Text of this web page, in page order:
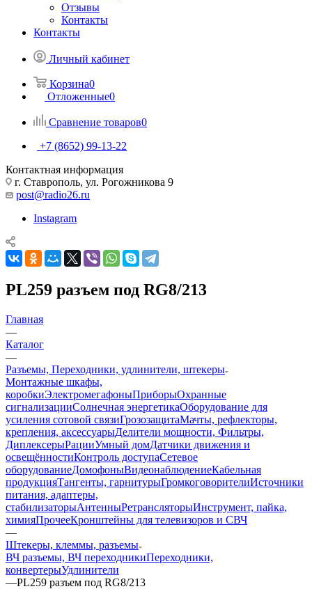
Отзывы
Контакты
Контакты
Личный кабинет
Корзина0
Отложенные0
Сравнение товаров0
+7 (8652) 99-13-22
Контактная информация
г. Ставрополь, ул. Рогожникова 9
post@radio26.ru
Instagram
PL259 разъем под RG8/213
Главная
—
Каталог
—
Разъемы, Переходники, удлинители, штекеры
Монтажные шкафы,
коробкиЭлектромегафоныПриборыОхранные
сигнализацииСолнечная энергетикаОборудование для
усиления сотовой связиГрозозащитаМачты, рефлекторы,
крепления, аксессуарыДелители мощности, Фильтры,
ДиплексерыРацииУмный домДатчики движения и
освещённостиКонтроль доступаСетевое
оборудованиеДомофоныВидеонаблюдениеКабельная
продукцияТангенты, гарнитурыГромкоговорителиИсточники
питания, адаптеры,
стабилизаторыАнтенныРетрансляторыИнструмент, пайка,
химияПрочееКронштейны для телевизоров и СВЧ
—
Штекеры, клеммы, разъемы
ВЧ разъемы, ВЧ переходникиПереходники,
конвертерыУдлинители
—PL259 разъем под RG8/213